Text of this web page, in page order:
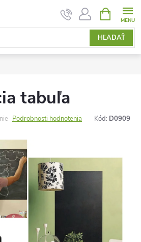
HĽADAŤ
KOŠÍK
tabuľa
Podrobnosti hodnotenia Kód: D0909